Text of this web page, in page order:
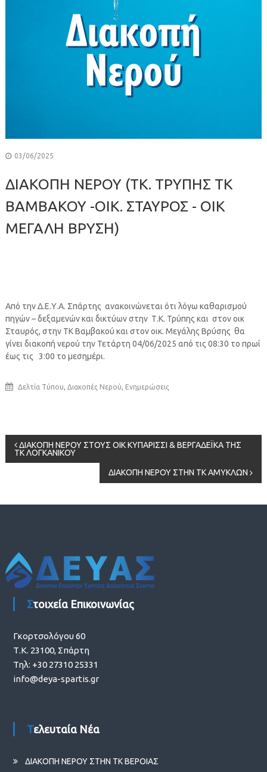
03/06/2025
ΔΙΑΚΟΠΗ ΝΕΡΟΥ (ΤΚ. ΤΡΥΠΗΣ ΤΚ
ΒΑΜΒΑΚΟΥ -ΟΙΚ. ΣΤΑΥΡΟΣ - ΟΙΚ
ΜΕΓΑΛΗ ΒΡΥΣΗ)
Από την Δ.Ε.Υ.Α. Σπάρτης ανακοινώνεται ότι λόγω καθαρισμού
πηγών – δεξαμενών και δικτύων στην Τ.Κ. Τρύπης και στον οικ
Σταυρός, στην ΤΚ Βαμβακού και στον οικ. Μεγάλης Βρύσης θα
γίνει διακοπή νερού την Τετάρτη 04/06/2025 από τις 08:30 το πρωί
έως τις 3:00 το μεσημέρι.
Δελτία Τύπου, Διακοπές Νερού, Ενημερώσεις
Πλοήγηση
ΔΙΑΚΟΠΗ ΝΕΡΟΥ ΣΤΟΥΣ ΟΙΚ ΚΥΠΑΡΙΣΣΙ & ΒΕΡΓΑΔΕΪΚΑ ΤΗΣ
ΤΚ ΛΟΓΚΑΝΙΚΟΥ
ΔΙΑΚΟΠΗ ΝΕΡΟΥ ΣΤΗΝ ΤΚ ΑΜΥΚΛΩΝ
Στοιχεία Επικοινωνίας
Γκορτσολόγου 60
Τ.Κ. 23100, Σπάρτη
Τηλ: +30 27310 25331
info@deya-spartis.gr
Τελευταία Νέα
ΔΙΑΚΟΠΗ ΝΕΡΟΥ ΣΤΗΝ ΤΚ ΒΕΡΟΙΑΣ